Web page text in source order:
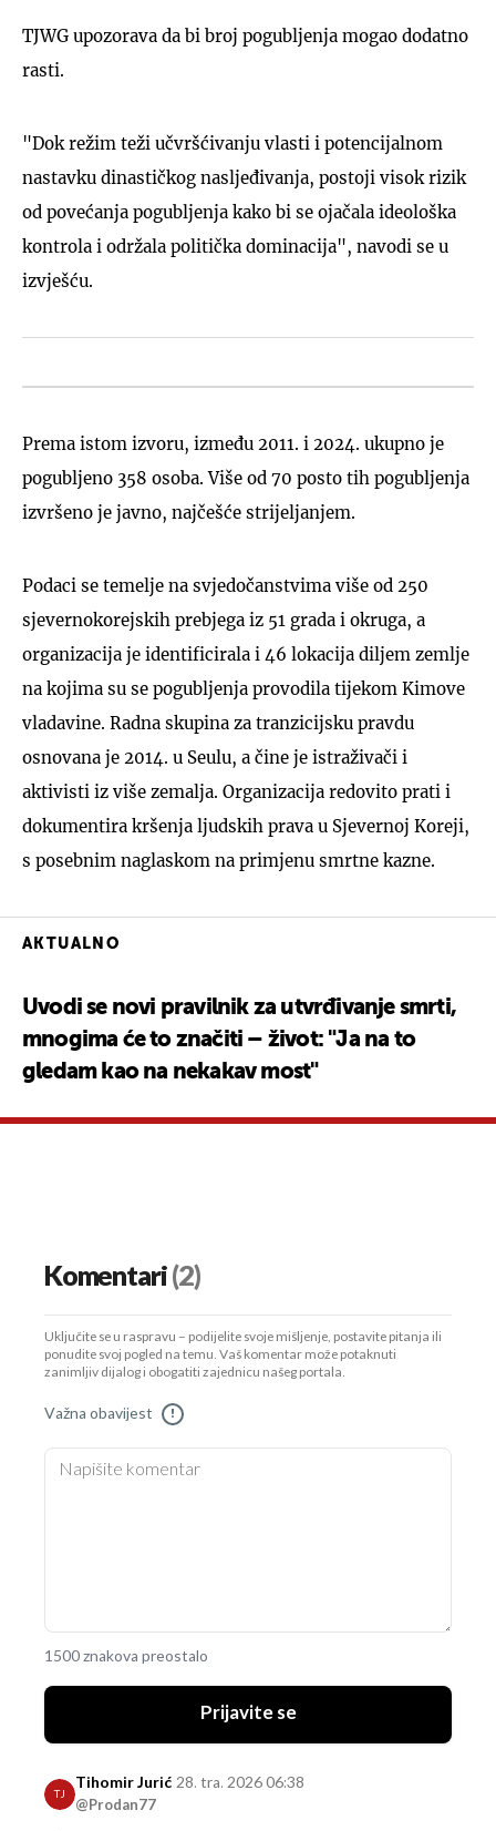
TJWG upozorava da bi broj pogubljenja mogao dodatno
rasti.
"Dok režim teži učvršćivanju vlasti i potencijalnom
nastavku dinastičkog nasljeđivanja, postoji visok rizik
od povećanja pogubljenja kako bi se ojačala ideološka
kontrola i održala politička dominacija", navodi se u
izvješću.
Prema istom izvoru, između 2011. i 2024. ukupno je
pogubljeno 358 osoba. Više od 70 posto tih pogubljenja
izvršeno je javno, najčešće strijeljanjem.
Podaci se temelje na svjedočanstvima više od 250
sjevernokorejskih prebjega iz 51 grada i okruga, a
organizacija je identificirala i 46 lokacija diljem zemlje
na kojima su se pogubljenja provodila tijekom Kimove
vladavine. Radna skupina za tranzicijsku pravdu
osnovana je 2014. u Seulu, a čine je istraživači i
aktivisti iz više zemalja. Organizacija redovito prati i
dokumentira kršenja ljudskih prava u Sjevernoj Koreji,
s posebnim naglaskom na primjenu smrtne kazne.
AKTUALNO
Uvodi se novi pravilnik za utvrđivanje smrti,
mnogima će to značiti – život: "Ja na to
gledam kao na nekakav most"
Komentari(2)
Uključite se u raspravu – podijelite svoje mišljenje, postavite pitanja ili
ponudite svoj pogled na temu. Vaš komentar može potaknuti
zanimljiv dijalog i obogatiti zajednicu našeg portala.
Važna obavijest !
1500 znakova preostalo
Prijavite se
TJ
Tihomir Jurić
@Prodan77
28. tra. 2026 06:38